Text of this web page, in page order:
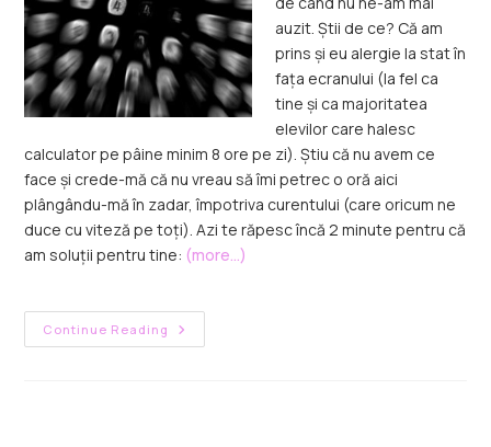
auzit. Știi de ce? Că am
prins și eu alergie la stat în
fața ecranului (la fel ca
tine și ca majoritatea
elevilor care halesc
calculator pe pâine minim 8 ore pe zi). Știu că nu avem ce
face și crede-mă că nu vreau să îmi petrec o oră aici
plângându-mă în zadar, împotriva curentului (care oricum ne
duce cu viteză pe toți). Azi te răpesc încă 2 minute pentru că
am soluții pentru tine: (more…)
Continue Reading